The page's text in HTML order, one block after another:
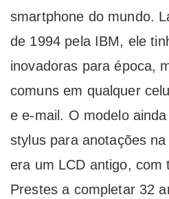
smartphone do mundo.
de 1994 pela IBM, ele
inovadoras para época,
comuns em qualquer
e e-mail. O modelo
stylus para anotações
era um LCD antigo, com
Prestes a completar 32